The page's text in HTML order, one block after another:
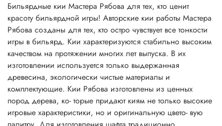
Бильярдные кии Мастера Рябова для тех, кто ценит
красоту бильярдной игры! Авторские кии работы Мастера
Рябова созданы для тех, кто остро чувствует все тонкости
игры в бильярд. Кии характеризуются стабильно высоким
качеством на протяжении многих лет выпуска. В их
изготовлении используется только выдержанная
древесина, экологически чистые материалы и
комплектующие. Кии Рябова изготовлены из ценных
пород дерева, ко- торые придают киям не только высокие
игровые характеристики, но и оригинальную цвето- вую